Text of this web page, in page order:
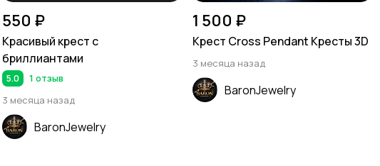
550 ₽
Красивый крест с
бриллиантами
5.0
1 отзыв
3 месяца назад
BaronJewelry
1 500 ₽
Крест Cross Pendant Кресты 3D
3 месяца назад
BaronJewelry